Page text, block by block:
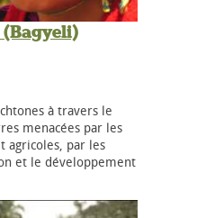
à travers le
menacées par les
agricoles, par les
et le développement